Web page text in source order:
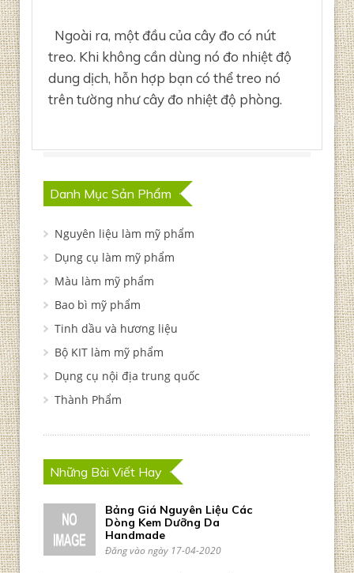
Ngoài ra, một đầu của cây đo có nút
treo. Khi không cần dùng nó đo nhiệt độ
dung dịch, hỗn hợp bạn có thể treo nó
trên tường như cây đo nhiệt độ phòng.
Danh Mục Sản Phẩm
Nguyên liệu làm mỹ phẩm
Dụng cụ làm mỹ phẩm
Màu làm mỹ phẩm
Bao bì mỹ phẩm
Tinh dầu và hương liệu
Bộ KIT làm mỹ phẩm
Dụng cụ nội địa trung quốc
Thành Phẩm
Những Bài Viết Hay
Bảng Giá Nguyên Liệu Các
Dòng Kem Dưỡng Da
Handmade
Đăng vào ngày 17-04-2020